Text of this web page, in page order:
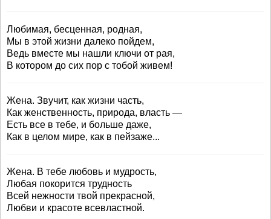
Любимая, бесценная, родная,
Мы в этой жизни далеко пойдем,
Ведь вместе мы нашли ключи от рая,
В котором до сих пор с тобой живем!
Жена. Звучит, как жизни часть,
Как женственность, природа, власть —
Есть все в тебе, и больше даже,
Как в целом мире, как в пейзаже...
Жена. В тебе любовь и мудрость,
Любая покорится трудность
Всей нежности твой прекрасной,
Любви и красоте всевластной.